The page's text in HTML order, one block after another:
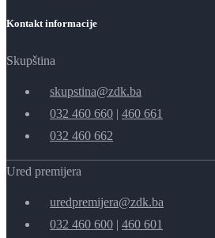
Kontakt informacije
Skupština
skupstina@zdk.ba
032 460 660 | 460 661
032 460 662
Ured premijera
uredpremijera@zdk.ba
032 460 600 | 460 601